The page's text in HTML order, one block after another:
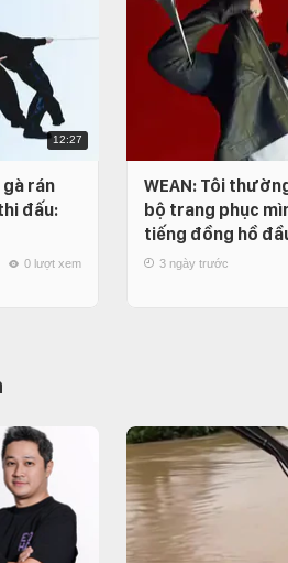
12:27
gà rán
đấu:
0 lượt xem
WEAN: Tôi
bộ trang phục
tiếng đồng hồ
3 ngày trước